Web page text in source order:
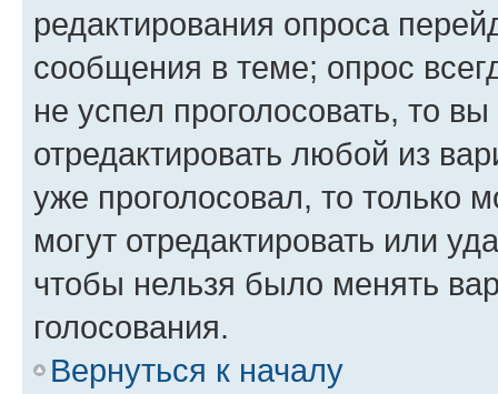
редактирования опроса
сообщения в теме; опрос
не успел проголосовать, то
отредактировать любой из
уже проголосовал, то только
могут отредактировать или
чтобы нельзя было менять
голосования.
Вернуться к началу